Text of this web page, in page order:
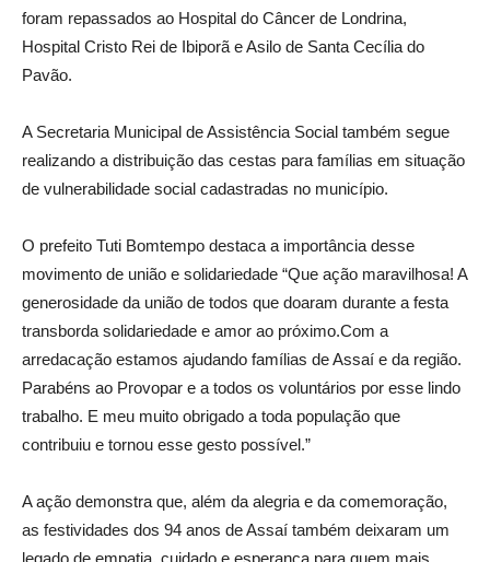
foram repassados ao Hospital do Câncer de Londrina,
Hospital Cristo Rei de Ibiporã e Asilo de Santa Cecília do
Pavão.
A Secretaria Municipal de Assistência Social também segue
realizando a distribuição das cestas para famílias em situação
de vulnerabilidade social cadastradas no município.
O prefeito Tuti Bomtempo destaca a importância desse
movimento de união e solidariedade “Que ação maravilhosa! A
generosidade da união de todos que doaram durante a festa
transborda solidariedade e amor ao próximo.Com a
arredacação estamos ajudando famílias de Assaí e da região.
Parabéns ao Provopar e a todos os voluntários por esse lindo
trabalho. E meu muito obrigado a toda população que
contribuiu e tornou esse gesto possível.”
A ação demonstra que, além da alegria e da comemoração,
as festividades dos 94 anos de Assaí também deixaram um
legado de empatia, cuidado e esperança para quem mais